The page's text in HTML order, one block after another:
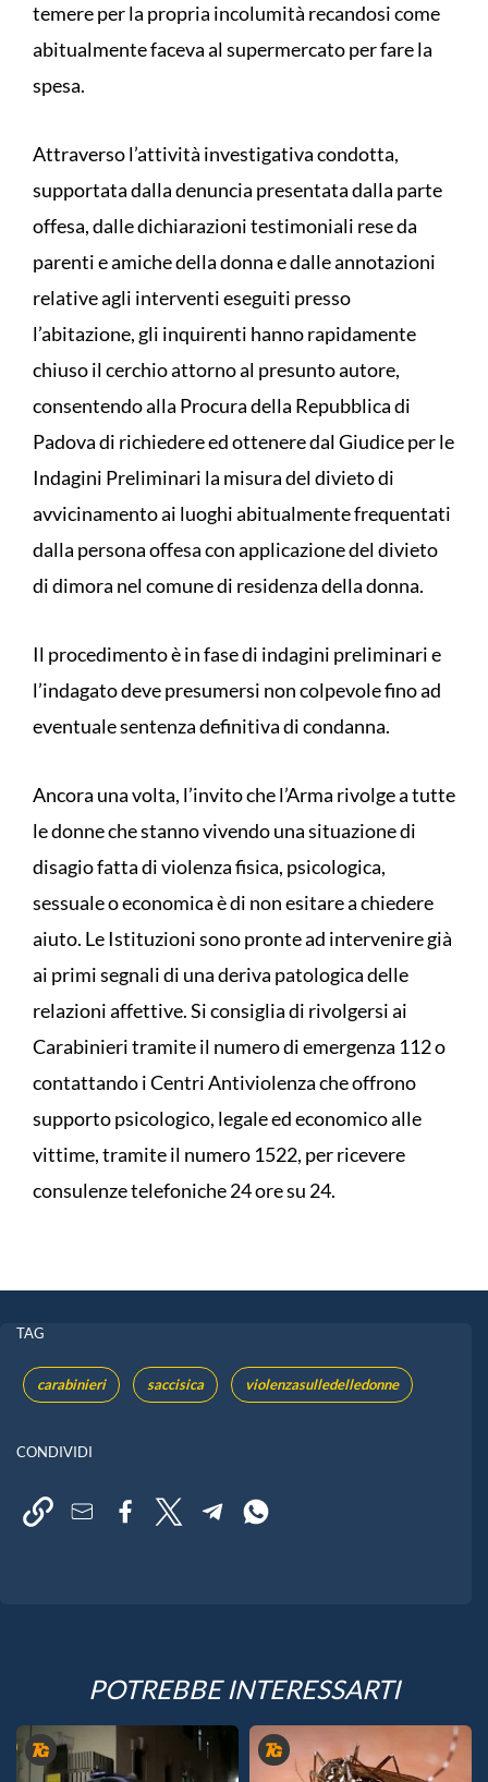
temere per la propria incolumità recandosi come
abitualmente faceva al supermercato per fare la
spesa.
Attraverso l’attività investigativa condotta,
supportata dalla denuncia presentata dalla parte
offesa, dalle dichiarazioni testimoniali rese da
parenti e amiche della donna e dalle annotazioni
relative agli interventi eseguiti presso
l’abitazione, gli inquirenti hanno rapidamente
chiuso il cerchio attorno al presunto autore,
consentendo alla Procura della Repubblica di
Padova di richiedere ed ottenere dal Giudice per le
Indagini Preliminari la misura del divieto di
avvicinamento ai luoghi abitualmente frequentati
dalla persona offesa con applicazione del divieto
di dimora nel comune di residenza della donna.
Il procedimento è in fase di indagini preliminari e
l’indagato deve presumersi non colpevole fino ad
eventuale sentenza definitiva di condanna.
Ancora una volta, l’invito che l’Arma rivolge a tutte
le donne che stanno vivendo una situazione di
disagio fatta di violenza fisica, psicologica,
sessuale o economica è di non esitare a chiedere
aiuto. Le Istituzioni sono pronte ad intervenire già
ai primi segnali di una deriva patologica delle
relazioni affettive. Si consiglia di rivolgersi ai
Carabinieri tramite il numero di emergenza 112 o
contattando i Centri Antiviolenza che offrono
supporto psicologico, legale ed economico alle
vittime, tramite il numero 1522, per ricevere
consulenze telefoniche 24 ore su 24.
TAG
carabinieri saccisica violenzasulledelledonne
CONDIVIDI
POTREBBE INTERESSARTI